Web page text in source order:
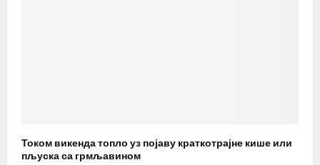
Током викенда топло уз појаву краткотрајне кише или
пљуска са грмљавином